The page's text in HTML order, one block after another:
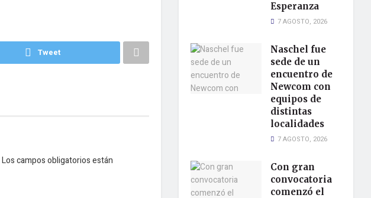
Tweet
Los campos obligatorios están
Esperanza
7 AGOSTO, 2026
Naschel fue
sede de un
encuentro de
Newcom con
equipos de
distintas
localidades
7 AGOSTO, 2026
Con gran
convocatoria
comenzó el